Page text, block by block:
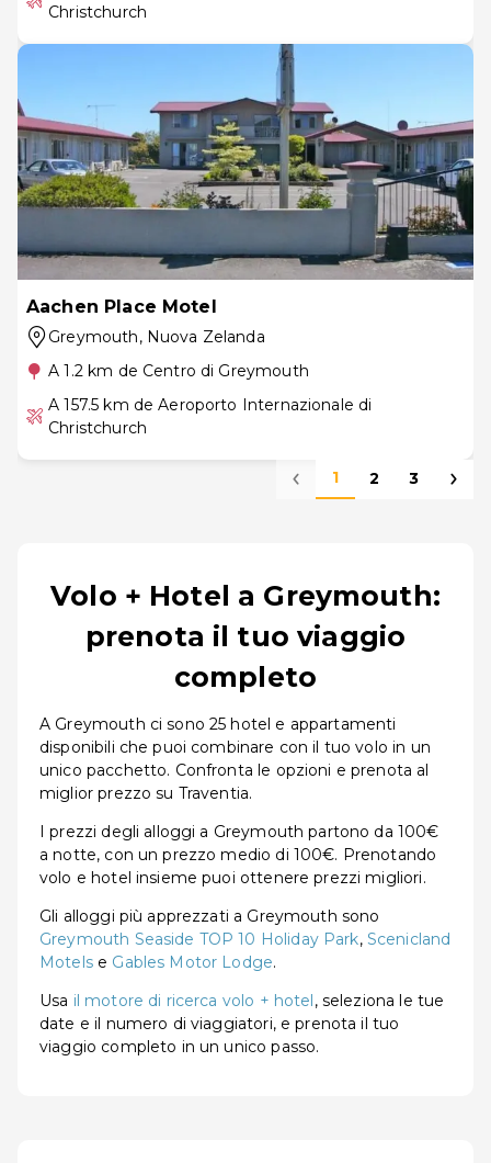
Christchurch
Aachen Place Motel
Greymouth, Nuova Zelanda
A 1.2 km de Centro di Greymouth
A 157.5 km de Aeroporto Internazionale di
Christchurch
1 2 3
Volo + Hotel a Greymouth:
prenota il tuo viaggio
completo
A Greymouth ci sono 25 hotel e appartamenti
disponibili che puoi combinare con il tuo volo in un
unico pacchetto. Confronta le opzioni e prenota al
miglior prezzo su Traventia.
I prezzi degli alloggi a Greymouth partono da 100€
a notte, con un prezzo medio di 100€. Prenotando
volo e hotel insieme puoi ottenere prezzi migliori.
Gli alloggi più apprezzati a Greymouth sono
Greymouth Seaside TOP 10 Holiday Park, Scenicland
Motelse Gables Motor Lodge.
Usa il motore di ricerca volo + hotel, seleziona le tue
date e il numero di viaggiatori, e prenota il tuo
viaggio completo in un unico passo.